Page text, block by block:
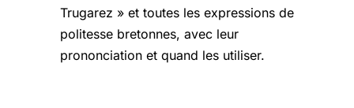
Trugarez » et toutes les expressions de
politesse bretonnes, avec leur
prononciation et quand les utiliser.